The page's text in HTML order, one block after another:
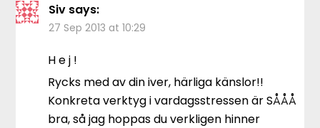
Siv says:
27 Sep 2013 at 10:29
H e j !
Rycks med av din iver, härliga känslor!!
Konkreta verktyg i vardagsstressen är SÅÅÅ
bra, så jag hoppas du verkligen hinner